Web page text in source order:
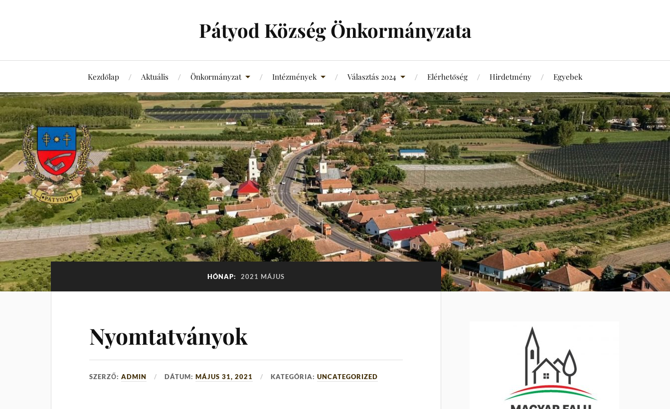
Pátyod Község Önkormányzata
Kezdőlap Aktuális Önkormányzat Intézmények Választás 2024 Elérhetőség Hirdetmény Egyebek
HÓNAP: 2021 MÁJUS
Nyomtatványok
SZERZŐ:ADMIN DÁTUM:MÁJUS 31, 2021 KATEGÓRIA:UNCATEGORIZED